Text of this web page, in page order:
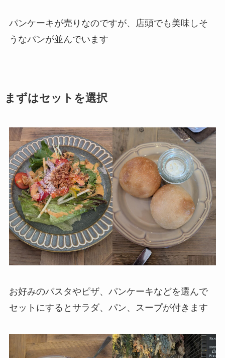
パンケーキが売りなのですが、店頭でも美味しそ
うなパンが並んでいます
まずはセットを選択
お好みのパスタやピザ、パンケーキなどを選んで
セットにするとサラダ、パン、スープが付きます